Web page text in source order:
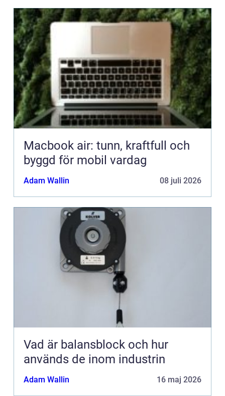
Macbook air: tunn, kraftfull och
byggd för mobil vardag
Adam Wallin 08 juli 2026
Vad är balansblock och hur
används de inom industrin
Adam Wallin 16 maj 2026